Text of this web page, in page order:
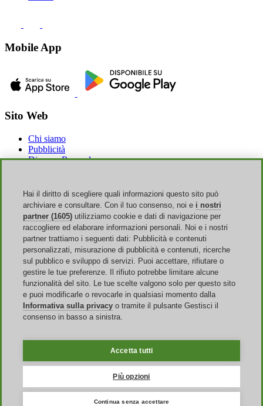
Mobile App
Sito Web
Chi siamo
Pubblicità
Discoup Rewards
T&C
Informazioni legali
Trasparenza
Team Discoup
News
Tutti i negozi
Tutte le categorie
Guida agli sconti
Eventi
Saldi Online
Back to School
Halloween
Discoup ® è gestito da TIKATO ©2013-2026. Tutti i diritti sono
riservati. P.IVA 03836750244 |PRIVACY
Hai il diritto di scegliere quali informazioni questo sito può
archiviare e consultare. Con il tuo consenso, noi e i nostri
partner (1605) utilizziamo cookie e dati di navigazione per
raccogliere ed elaborare informazioni personali. Noi e i nostri
partner trattiamo i seguenti dati: Pubblicità e contenuti
personalizzati, misurazione di pubblicità e contenuti, ricerche
sul pubblico e sviluppo di servizi. Puoi accettare, rifiutare o
gestire le tue preferenze. Il rifiuto potrebbe limitare alcune
funzionalità del sito. Le tue scelte valgono solo per questo sito
e puoi modificarle o revocarle in qualsiasi momento dalla
Informativa sulla privacy o tramite il pulsante Gestisci il
consenso in basso a sinistra.
Accetta tutti
Più opzioni
Continua senza accettare